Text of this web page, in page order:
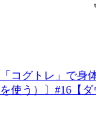
「コグトレ」で
を使う）〕#16【